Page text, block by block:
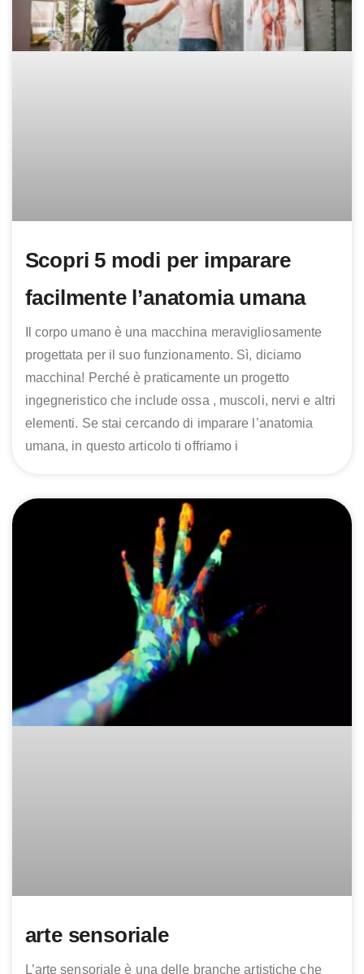
Scopri 5 modi per imparare
facilmente l’anatomia umana
Il corpo umano è una macchina meravigliosamente
progettata per il suo funzionamento. Sì, diciamo
macchina! Perché è praticamente un progetto
ingegneristico che include ossa , muscoli, nervi e altri
elementi. Se stai cercando di imparare l’anatomia
umana, in questo articolo ti offriamo i
arte sensoriale
L’arte sensoriale è una delle branche artistiche che